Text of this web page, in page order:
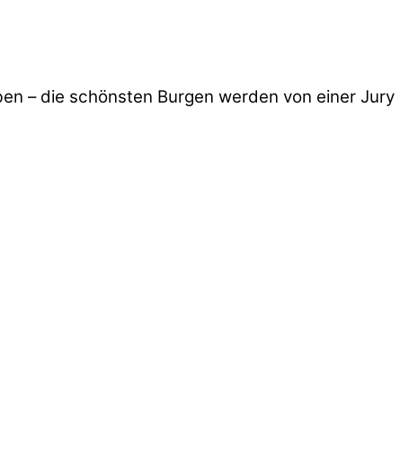
– die schönsten Burgen werden von einer Jury